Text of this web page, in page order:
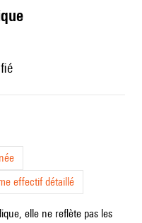
effectif détaillé
elle ne reflète pas les